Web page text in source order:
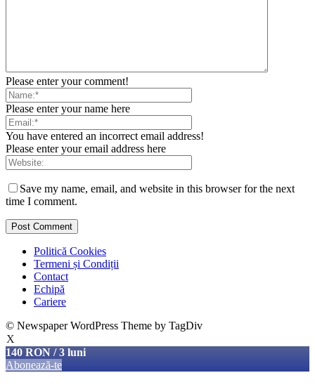
Please enter your comment!
Please enter your name here
You have entered an incorrect email address!
Please enter your email address here
Save my name, email, and website in this browser for the next
time I comment.
Politică Cookies
Termeni și Condiții
Contact
Echipă
Cariere
© Newspaper WordPress Theme by TagDiv
X
140 RON / 3 luni
Abonează-te